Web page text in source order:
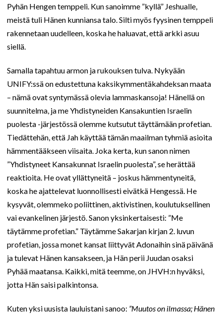
Pyhän Hengen temppeli. Kun sanoimme ”kyllä” Jeshualle,
meistä tuli Hänen kunniansa talo. Silti myös fyysinen temppeli
rakennetaan uudelleen, koska he haluavat, että arkki asuu
siellä.
Samalla tapahtuu armon ja rukouksen tulva. Nykyään
UNIFY:ssä on edustettuna kaksikymmentäkahdeksan maata
– nämä ovat syntymässä olevia lammaskansoja! Hänellä on
suunnitelma, ja me Yhdistyneiden Kansakuntien Israelin
puolesta -järjestössä olemme kutsutut täyttämään profetian.
Tiedättehän, että Jah käyttää tämän maailman tyhmiä asioita
hämmentääkseen viisaita. Joka kerta, kun sanon nimen
”Yhdistyneet Kansakunnat Israelin puolesta”, se herättää
reaktioita. He ovat yllättyneitä – joskus hämmentyneitä,
koska he ajattelevat luonnollisesti eivätkä Hengessä. He
kysyvät, olemmeko poliittinen, aktivistinen, koulutuksellinen
vai evankelinen järjestö. Sanon yksinkertaisesti: ”Me
täytämme profetian.” Täytämme Sakarjan kirjan 2. luvun
profetian, jossa monet kansat liittyvät Adonaihin sinä päivänä
ja tulevat Hänen kansakseen, ja Hän perii Juudan osaksi
Pyhää maatansa. Kaikki, mitä teemme, on JHVH:n hyväksi,
jotta Hän saisi palkintonsa.
Kuten yksi uusista lauluistani sanoo: ”Muutos on ilmassa; Hänen